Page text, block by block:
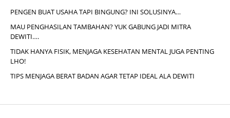
PENGEN BUAT USAHA TAPI BINGUNG? INI SOLUSINYA…
MAU PENGHASILAN TAMBAHAN? YUK GABUNG JADI MITRA
DEWITI….
TIDAK HANYA FISIK, MENJAGA KESEHATAN MENTAL JUGA PENTING
LHO!
TIPS MENJAGA BERAT BADAN AGAR TETAP IDEAL ALA DEWITI